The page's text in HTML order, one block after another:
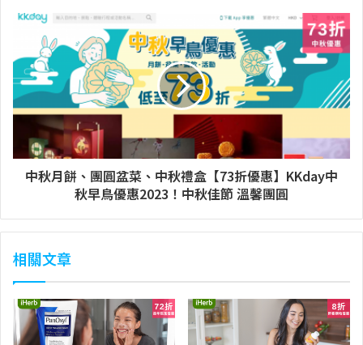
中秋月餅、團圓盆菜、中秋禮盒【73折優惠】KKday中
秋早鳥優惠2023！中秋佳節 溫馨團圓
相關文章